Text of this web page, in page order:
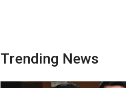
Trending News